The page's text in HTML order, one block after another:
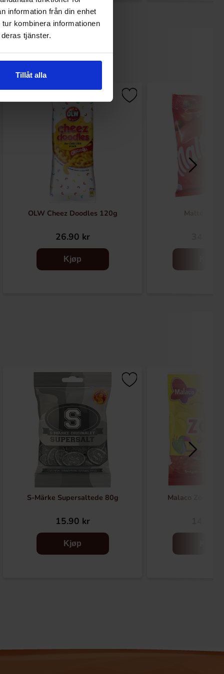
information från din enhet
kombinera informationen
tjänster.
Tillåt alla
OLW Cheez Doodles 120g
26.90 kr
Kjøp
Maltesers
S-Märke Supersaltede 80g
15.90 kr
Kjøp
Malaco Zoo